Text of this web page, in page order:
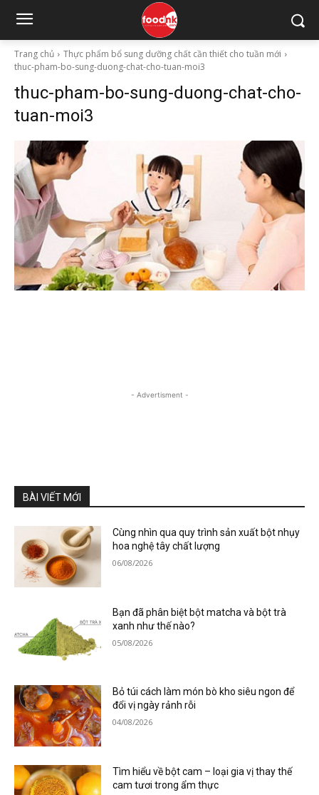
Trang chủ
Thực phẩm bổ sung dưỡng chất cần thiết cho tuần mới
thuc-pham-bo-sung-duong-chat-cho-tuan-moi3
thuc-pham-bo-sung-duong-chat-cho-
tuan-moi3
- Advertisment -
BÀI VIẾT MỚI
Cùng nhìn qua quy trình sản xuất bột nhụy
hoa nghệ tây chất lượng
06/08/2026
Bạn đã phân biệt bột matcha và bột trà
xanh như thế nào?
05/08/2026
Bỏ túi cách làm món bò kho siêu ngon để
đổi vị ngày rảnh rỗi
04/08/2026
Tìm hiểu về bột cam – loại gia vị thay thế
cam tươi trong ẩm thực